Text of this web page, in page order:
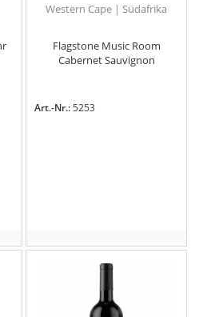
Western Cape | Südafrika
Flagstone Music Room
Cabernet Sauvignon
Art.-Nr.:5253